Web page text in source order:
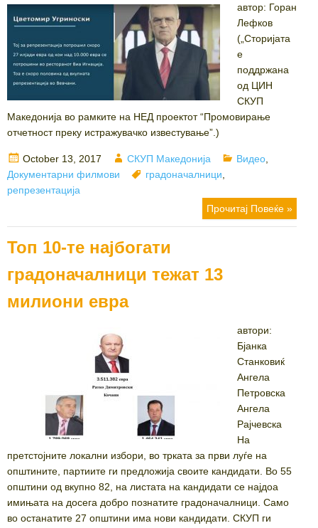
автор: Горан
Лефков
(„Сторијата
е
поддржана
од ЦИН
СКУП
Македонија во рамките на НЕД проектот “Промовирање
отчетност преку истражувачко известување”.)
Posted
on
October 13, 2017 Author
СКУП Македонија Categories
Видео
Документарни филмови
Tags
градоначалници
репрезентација
Прочитај Повеќе »
Топ 10-те најбогати
градоначалници тежат 13
милиони евра
автори:
Бјанка
Станковиќ
Ангела
Петровска
Ангела
Рајчевска
На
претстојните локални избори, во трката за први луѓе на
општините, партиите ги предложија своите кандидати. Во 55
општини од вкупно 82, на листата на кандидати се најдоа
имињата на досега добро познатите градоначалници. Само
во останатите 27 општини има нови кандидати. СКУП ги